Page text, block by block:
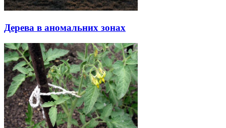
Дерева в аномальних зонах